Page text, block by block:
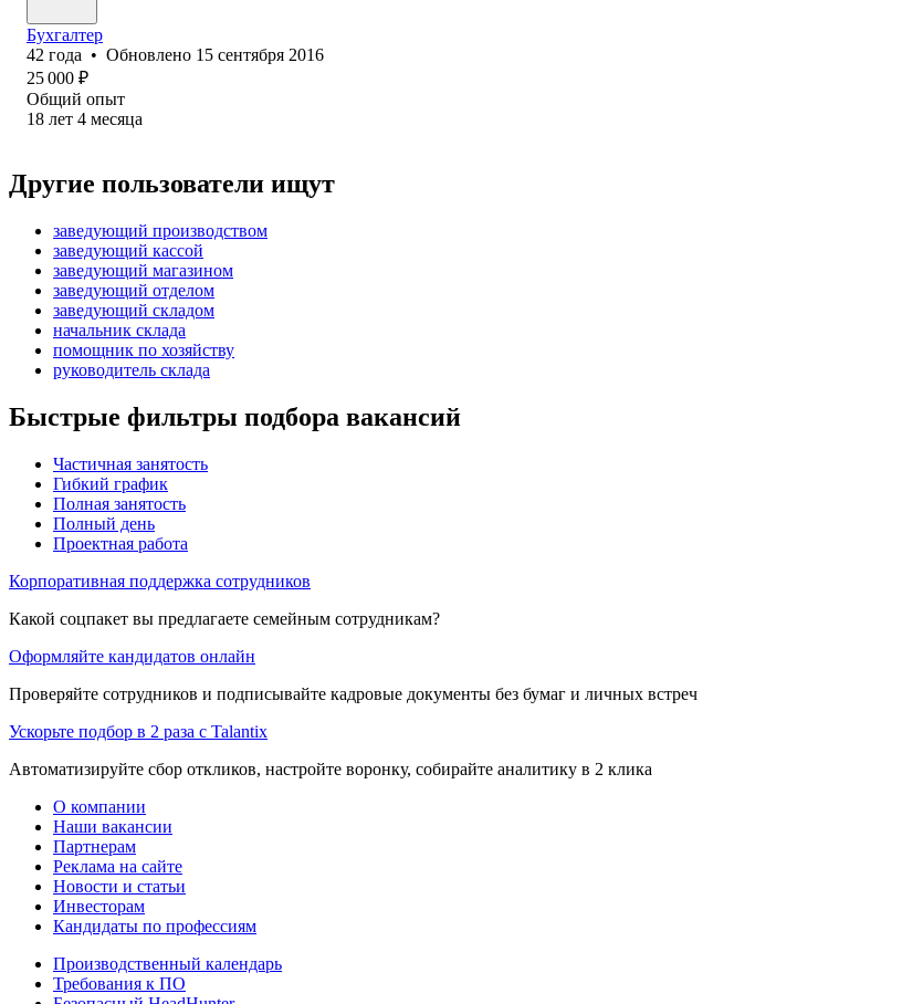
Бухгалтер
42 года • Обновлено 15 сентября 2016
25 000 ₽
Общий опыт
18 лет 4 месяца
Другие пользователи ищут
заведующий производством
заведующий кассой
заведующий магазином
заведующий отделом
заведующий складом
начальник склада
помощник по хозяйству
руководитель склада
Быстрые фильтры подбора вакансий
Частичная занятость
Гибкий график
Полная занятость
Полный день
Проектная работа
Корпоративная поддержка сотрудников
Какой соцпакет вы предлагаете семейным сотрудникам?
Оформляйте кандидатов онлайн
Проверяйте сотрудников и подписывайте кадровые документы без бумаг и личных встреч
Ускорьте подбор в 2 раза с Talantix
Автоматизируйте сбор откликов, настройте воронку, собирайте аналитику в 2 клика
О компании
Наши вакансии
Партнерам
Реклама на сайте
Новости и статьи
Инвесторам
Кандидаты по профессиям
Производственный календарь
Требования к ПО